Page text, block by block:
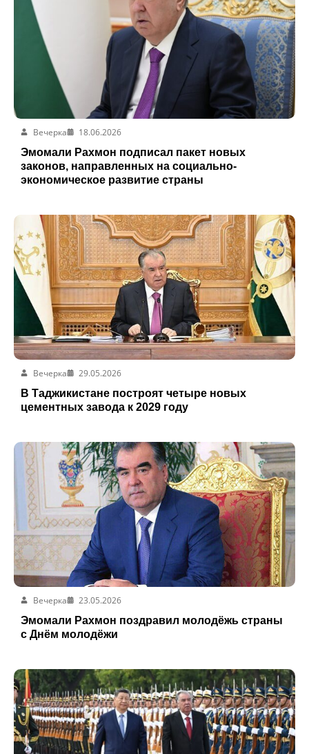
Вечерка
18.06.2026
Эмомали Рахмон подписал пакет новых
законов, направленных на социально-
экономическое развитие страны
Вечерка
29.05.2026
В Таджикистане построят четыре новых
цементных завода к 2029 году
Вечерка
23.05.2026
Эмомали Рахмон поздравил молодёжь страны
с Днём молодёжи